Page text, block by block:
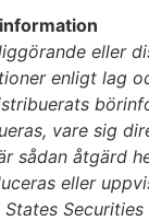
eller
enligt lag
vare sig
sådan åtgärd
eller
States